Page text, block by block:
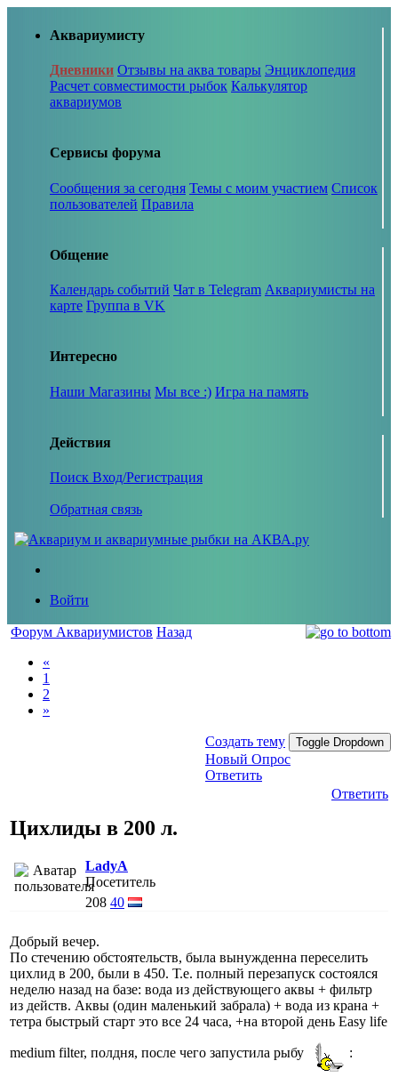
Аквариумисту
Дневники Отзывы на аква товары Энциклопедия
Расчет совместимости рыбок Калькулятор
аквариумов
Сервисы форума
Сообщения за сегодня Темы с моим участием Список
пользователей Правила
Общение
Календарь событий Чат в Telegram Аквариумисты на
карте Группа в VK
Интересно
Наши Магазины Мы все :) Игра на память
Действия
Поиск Вход/Регистрация
Обратная связь
Войти
Форум Аквариумистов Назад
«
1
2
»
Создать тему Toggle Dropdown
Новый Опрос
Ответить
Ответить
Цихлиды в 200 л.
LadyA
Посетитель
208 40
Добрый вечер.
По стечению обстоятельств, была вынужденна переселить
цихлид в 200, были в 450. Т.е. полный перезапуск состоялся
неделю назад на базе: вода из действующего аквы + фильтр
из действ. Аквы (один маленький забрала) + вода из крана +
тетра быстрый старт это все 24 часа, +на второй день Easy life
medium filter, полдня, после чего запустила рыбу :